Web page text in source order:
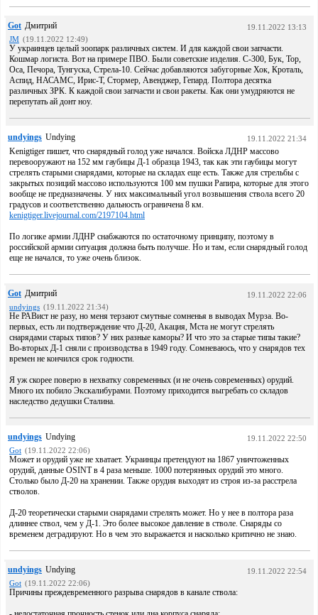
Got Дмитрий
19.11.2022 13:13
JM (19.11.2022 12:49)
У украинцев целый зоопарк различных систем. И для каждой свои запчасти.
Кошмар логиста. Вот на примере ПВО. Были советские изделия. С-300, Бук, Тор,
Оса, Печора, Тунгуска, Стрела-10. Сейчас добавляются забугорные Хок, Кроталь,
Аспид, НАСАМС, Ирис-Т, Стормер, Авенджер, Гепард. Полтора десятка
различных ЗРК. К каждой свои запчасти и свои ракеты. Как они умудряются не
перепутать ай донт ноу.
undyings Undying 19.11.2022 21:34
Kenigtiger пишет, что снарядный голод уже начался. Войска ЛДНР массово
перевооружают на 152 мм гаубицы Д-1 образца 1943, так как эти гаубицы могут
стрелять старыми снарядами, которые на складах еще есть. Также для стрельбы с
закрытых позиций массово используются 100 мм пушки Рапира, которые для этого
вообще не предназначены. У них максимальный угол возвышения ствола всего 20
градусов и соответственно дальность ограничена 8 км.
kenigtiger.livejournal.com/2197104.html
По логике армии ЛДНР снабжаются по остаточному принципу, поэтому в
российской армии ситуация должна быть получше. Но и там, если снарядный голод
еще не начался, то уже очень близок.
Got Дмитрий
19.11.2022 22:06
undyings (19.11.2022 21:34)
Не РАВист не разу, но меня терзают смутные сомненья в выводах Мурза. Во-
первых, есть ли подтверждение что Д-20, Акация, Мста не могут стрелять
снарядами старых типов? У них разные каморы? И что это за старые типы такие?
Во-вторых Д-1 сняли с производства в 1949 году. Сомневаюсь, что у снарядов тех
времен не кончился срок годности.
Я уж скорее поверю в нехватку современных (и не очень современных) орудий.
Много их побило Экскалибурами. Поэтому приходится выгребать со складов
наследство дедушки Сталина.
undyings Undying
19.11.2022 22:50
Got (19.11.2022 22:06)
Может и орудий уже не хватает. Украинцы претендуют на 1867 уничтоженных
орудий, данные OSINT в 4 раза меньше. 1000 потерянных орудий это много.
Столько было Д-20 на хранении. Также орудия выходят из строя из-за расстрела
стволов.
Д-20 теоретически старыми снарядами стрелять может. Но у нее в полтора раза
длиннее ствол, чем у Д-1. Это более высокое давление в стволе. Снаряды со
временем деградируют. Но в чем это выражается и насколько критично не знаю.
undyings Undying
19.11.2022 22:54
Got (19.11.2022 22:06)
Причины преждевременного разрыва снарядов в канале ствола: